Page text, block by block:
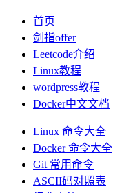
首页
剑指offer
Leetcode介绍
Linux教程
wordpress教程
Docker中文文档
Linux 命令大全
Docker 命令大全
Git 常用命令
ASCII码对照表